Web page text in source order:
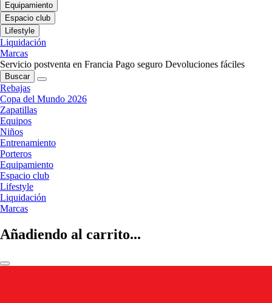
Equipamiento
Espacio club
Lifestyle
Liquidación
Marcas
Servicio postventa en Francia Pago seguro Devoluciones fáciles
Buscar
Rebajas
Copa del Mundo 2026
Zapatillas
Equipos
Niños
Entrenamiento
Porteros
Equipamiento
Espacio club
Lifestyle
Liquidación
Marcas
Añadiendo al carrito...